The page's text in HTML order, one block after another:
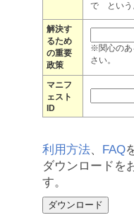
で という
解決す
るため
の重要
政策
※関心のあ
さい。
マニフ
ェスト
ID
利用方法、 FAQ
ダウンロードを
す。